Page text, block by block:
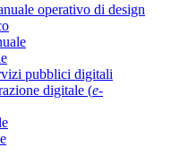
operativo di design
pubblici digitali
digitale (e-